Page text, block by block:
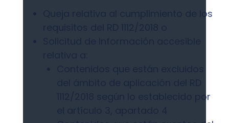
Queja relativa al cumplimiento de los
1112/2018 según lo establecido por